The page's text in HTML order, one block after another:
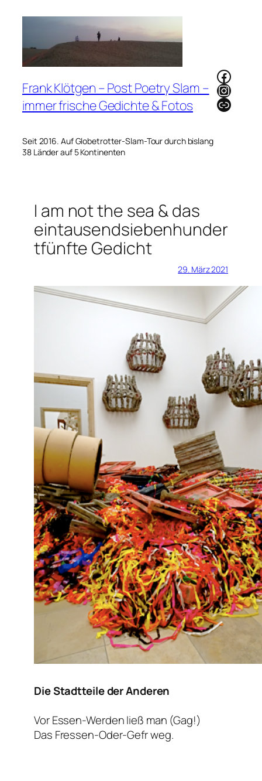
Frank Klötgen – Post Poetry Slam –
immer frische Gedichte & Fotos
Seit 2016. Auf Globetrotter-Slam-Tour durch bislang
38 Länder auf 5 Kontinenten
Link
I am not the sea & das
eintausendsiebenhunder
tfünfte Gedicht
29. März 2021
Die Stadtteile der Anderen
VorEssen-Werdenließ man (Gag!)
Das Fressen-Oder-Gefrweg.